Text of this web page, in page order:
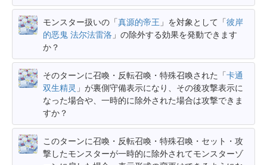
モンスター扱いの「真源的帝王 」を対象として「彼岸
的恶鬼 法尔法雷洛 」の除外する効果を発動できます
か？
そのターンに召喚・反転召喚・特殊召喚された「卡通
双生精灵 」が裏側守備表示になり、その後攻撃表示に
なった場合や、一時的に除外された場合は攻撃できま
すか？
このターンに召喚・反転召喚・特殊召喚・セット・攻
撃したモンスターが一時的に除外されてモンスターゾ